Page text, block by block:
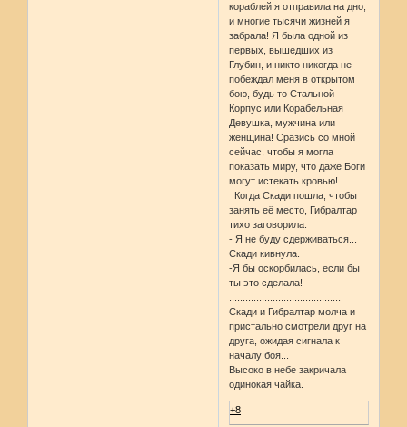
кораблей я отправила на дно,
и многие тысячи жизней я
забрала! Я была одной из
первых, вышедших из
Глубин, и никто никогда не
побеждал меня в открытом
бою, будь то Стальной
Корпус или Корабельная
Девушка, мужчина или
женщина! Сразись со мной
сейчас, чтобы я могла
показать миру, что даже Боги
могут истекать кровью!
Когда Скади пошла, чтобы
занять её место, Гибралтар
тихо заговорила.
- Я не буду сдерживаться...
Скади кивнула.
-Я бы оскорбилась, если бы
ты это сделала!
Скади и Гибралтар молча и
пристально смотрели друг на
друга, ожидая сигнала к
началу боя...
Высоко в небе закричала
одинокая чайка.
+8